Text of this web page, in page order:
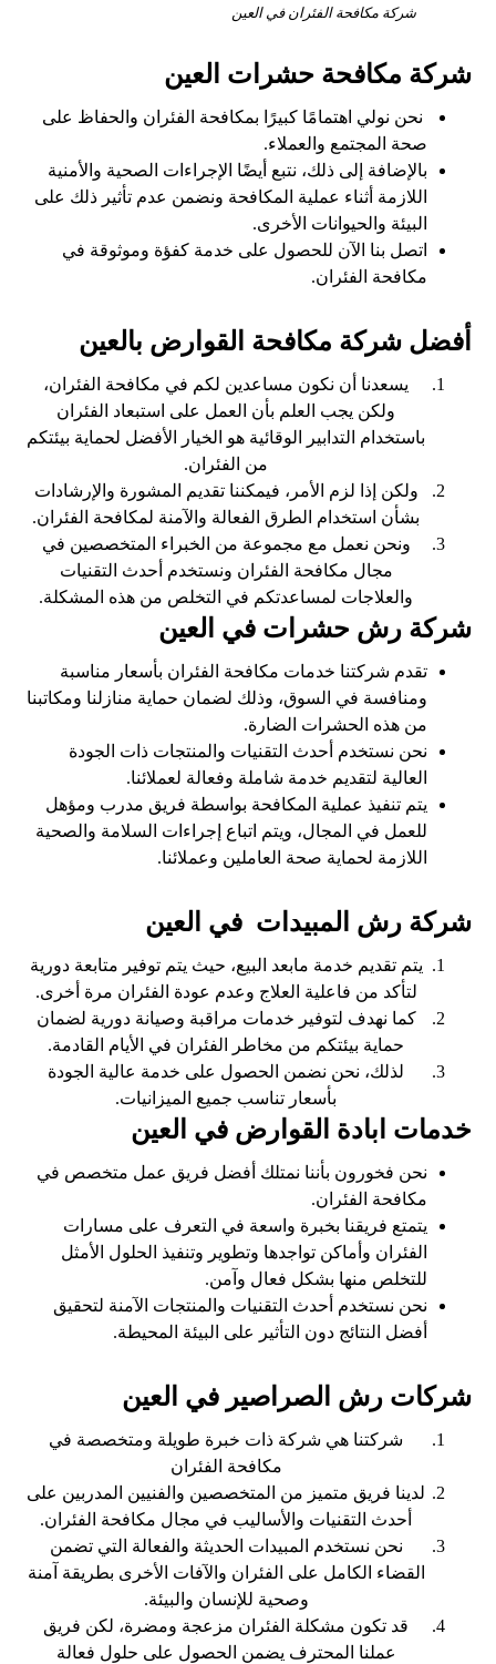
شركة مكافحة الفئران في العين
شركة مكافحة حشرات العين
نحن نولي اهتمامًا كبيرًا بمكافحة الفئران والحفاظ على
صحة المجتمع والعملاء.
بالإضافة إلى ذلك، نتبع أيضًا الإجراءات الصحية والأمنية
اللازمة أثناء عملية المكافحة ونضمن عدم تأثير ذلك على
البيئة والحيوانات الأخرى.
اتصل بنا الآن للحصول على خدمة كفؤة وموثوقة في
مكافحة الفئران.
أفضل شركة مكافحة القوارض بالعين
يسعدنا أن نكون مساعدين لكم في مكافحة الفئران،
ولكن يجب العلم بأن العمل على استبعاد الفئران
باستخدام التدابير الوقائية هو الخيار الأفضل لحماية بيئتكم
من الفئران.
ولكن إذا لزم الأمر، فيمكننا تقديم المشورة والإرشادات
بشأن استخدام الطرق الفعالة والآمنة لمكافحة الفئران.
ونحن نعمل مع مجموعة من الخبراء المتخصصين في
مجال مكافحة الفئران ونستخدم أحدث التقنيات
والعلاجات لمساعدتكم في التخلص من هذه المشكلة.
شركة رش حشرات في العين
تقدم شركتنا خدمات مكافحة الفئران بأسعار مناسبة
ومنافسة في السوق، وذلك لضمان حماية منازلنا ومكاتبنا
من هذه الحشرات الضارة.
نحن نستخدم أحدث التقنيات والمنتجات ذات الجودة
العالية لتقديم خدمة شاملة وفعالة لعملائنا.
يتم تنفيذ عملية المكافحة بواسطة فريق مدرب ومؤهل
للعمل في المجال، ويتم اتباع إجراءات السلامة والصحية
اللازمة لحماية صحة العاملين وعملائنا.
شركة رش المبيدات في العين
يتم تقديم خدمة مابعد البيع، حيث يتم توفير متابعة دورية
لتأكد من فاعلية العلاج وعدم عودة الفئران مرة أخرى.
كما نهدف لتوفير خدمات مراقبة وصيانة دورية لضمان
حماية بيئتكم من مخاطر الفئران في الأيام القادمة.
لذلك، نحن نضمن الحصول على خدمة عالية الجودة
بأسعار تناسب جميع الميزانيات.
خدمات ابادة القوارض في العين
نحن فخورون بأننا نمتلك أفضل فريق عمل متخصص في
مكافحة الفئران.
يتمتع فريقنا بخبرة واسعة في التعرف على مسارات
الفئران وأماكن تواجدها وتطوير وتنفيذ الحلول الأمثل
للتخلص منها بشكل فعال وآمن.
نحن نستخدم أحدث التقنيات والمنتجات الآمنة لتحقيق
أفضل النتائج دون التأثير على البيئة المحيطة.
شركات رش الصراصير في العين
شركتنا هي شركة ذات خبرة طويلة ومتخصصة في
مكافحة الفئران
لدينا فريق متميز من المتخصصين والفنيين المدربين على
أحدث التقنيات والأساليب في مجال مكافحة الفئران.
نحن نستخدم المبيدات الحديثة والفعالة التي تضمن
القضاء الكامل على الفئران والآفات الأخرى بطريقة آمنة
وصحية للإنسان والبيئة.
قد تكون مشكلة الفئران مزعجة ومضرة، لكن فريق
عملنا المحترف يضمن الحصول على حلول فعالة